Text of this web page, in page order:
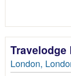
London,